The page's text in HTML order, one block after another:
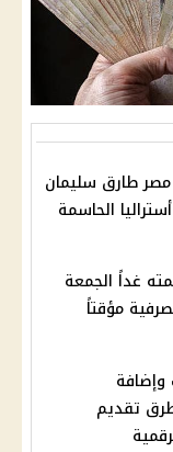
طارق سليمان
الحاسمة
غداً الجمعة
مؤقتاً
تقديم